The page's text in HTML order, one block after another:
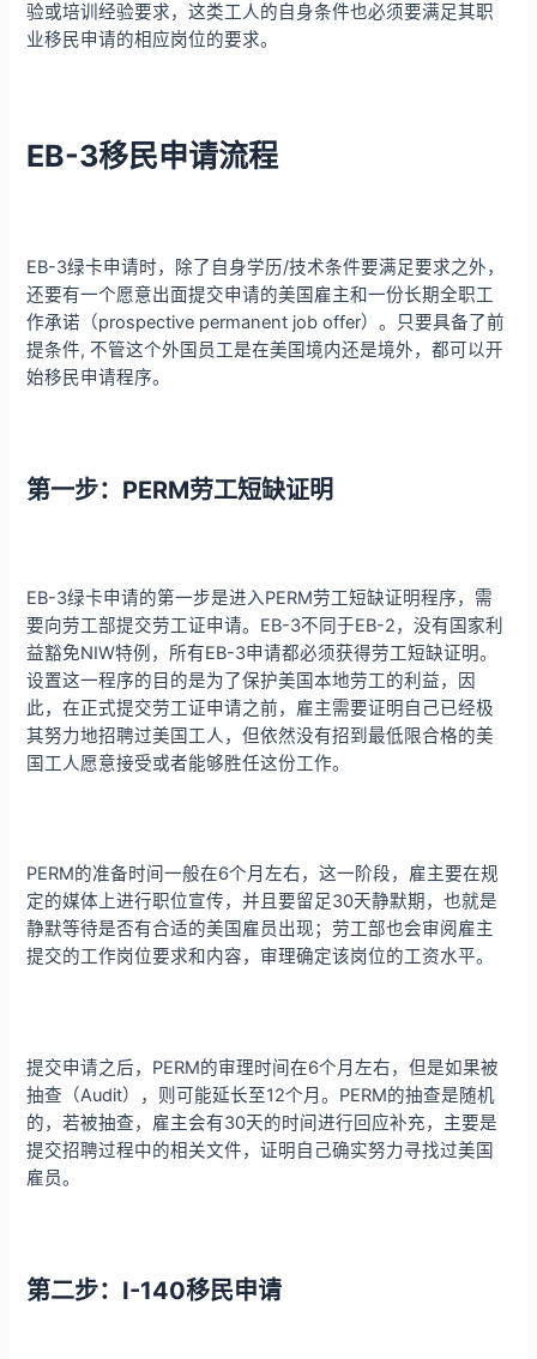
验或培训经验要求，这类工人的自身条件也必须要满足其职
业移民申请的相应岗位的要求。
EB-3移民申请流程
EB-3绿卡申请时，除了自身学历/技术条件要满足要求之外，
还要有一个愿意出面提交申请的美国雇主和一份长期全职工
作承诺（prospective permanent job offer）。只要具备了前
提条件, 不管这个外国员工是在美国境内还是境外，都可以开
始移民申请程序。
第一步：PERM劳工短缺证明
EB-3绿卡申请的第一步是进入PERM劳工短缺证明程序，需
要向劳工部提交劳工证申请。EB-3不同于EB-2，没有国家利
益豁免NIW特例，所有EB-3申请都必须获得劳工短缺证明。
设置这一程序的目的是为了保护美国本地劳工的利益，因
此，在正式提交劳工证申请之前，雇主需要证明自己已经极
其努力地招聘过美国工人，但依然没有招到最低限合格的美
国工人愿意接受或者能够胜任这份工作。
PERM的准备时间一般在6个月左右，这一阶段，雇主要在规
定的媒体上进行职位宣传，并且要留足30天静默期，也就是
静默等待是否有合适的美国雇员出现；劳工部也会审阅雇主
提交的工作岗位要求和内容，审理确定该岗位的工资水平。
提交申请之后，PERM的审理时间在6个月左右，但是如果被
抽查（Audit），则可能延长至12个月。PERM的抽查是随机
的，若被抽查，雇主会有30天的时间进行回应补充，主要是
提交招聘过程中的相关文件，证明自己确实努力寻找过美国
雇员。
第二步：I-140移民申请